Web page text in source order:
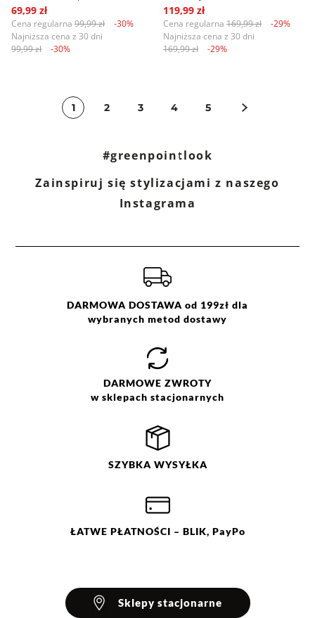
69,99 zł
Cena regularna 99,99 zł
-30%
Najniższa cena z 30 dni
99,99 zł
-30%
119,99 zł
Cena regularna 169,99 zł
-29%
Najniższa cena z 30 dni
169,99 zł
-29%
1 2 3 4 5
#greenpointlook
Zainspiruj się stylizacjami z naszego
Instagrama
DARMOWA DOSTAWA od 199zł dla
wybranych metod dostawy
DARMOWE ZWROTY
w sklepach stacjonarnych
SZYBKA WYSYŁKA
ŁATWE PŁATNOŚCI – BLIK, PayPo
Sklepy stacjonarne